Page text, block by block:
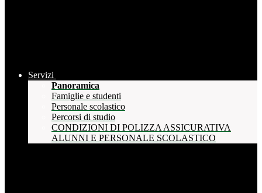
Servizi
Panoramica
Famiglie e studenti
Personale scolastico
Percorsi di studio
CONDIZIONI DI POLIZZA ASSICURATIVA
ALUNNI E PERSONALE SCOLASTICO